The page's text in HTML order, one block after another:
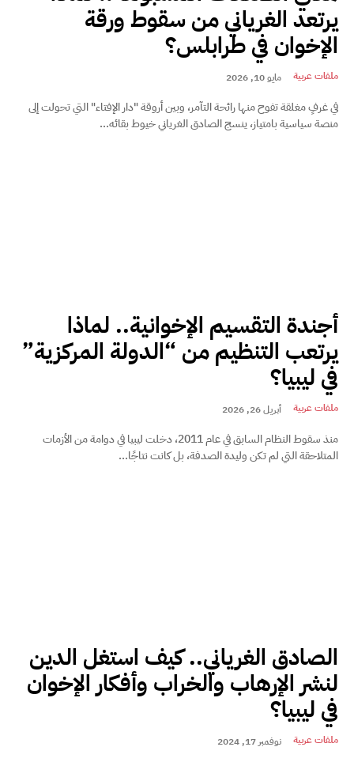
يرتعد الغرياني من سقوط ورقة
الإخوان في طرابلس؟
ملفات عربية مايو 10, 2026
في غرفٍ مغلقة تفوح منها رائحة التآمر، وبين أروقة "دار الإفتاء" التي تحولت إلى
منصة سياسية بامتياز، ينسج الصادق الغرياني خيوط بقائه...
أجندة التقسيم الإخوانية.. لماذا
يرتعب التنظيم من “الدولة المركزية”
في ليبيا؟
ملفات عربية أبريل 26, 2026
منذ سقوط النظام السابق في عام 2011، دخلت ليبيا في دوامة من الأزمات
المتلاحقة التي لم تكن وليدة الصدفة، بل كانت نتاجًا...
الصادق الغرياني.. كيف استغل الدين
لنشر الإرهاب والخراب وأفكار الإخوان
في ليبيا؟
ملفات عربية نوفمبر 17, 2024